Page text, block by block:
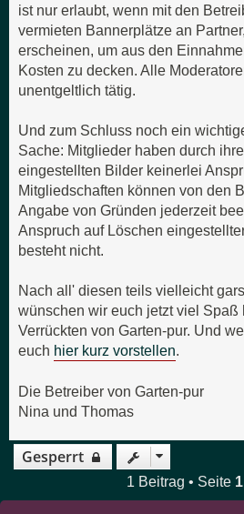
ist nur erlaubt, wenn mit den
vermieten Bannerplätze an
erscheinen, um aus den
Kosten zu decken. Alle
unentgeltlich tätig.
Und zum Schluss noch ein
Sache: Mitglieder haben durch
eingestellten Bilder keinerlei
Mitgliedschaften können von den
Angabe von Gründen jederzeit
Anspruch auf Löschen
besteht nicht.
Nach all' diesen teils vielleicht
wünschen wir euch jetzt viel Spaß
Verrückten von Garten-pur. Und
euch hier kurz vorstellen.
Die Betreiber von Garten-pur
Nina und Thomas
Gesperrt
1 Beitrag • Seite 1